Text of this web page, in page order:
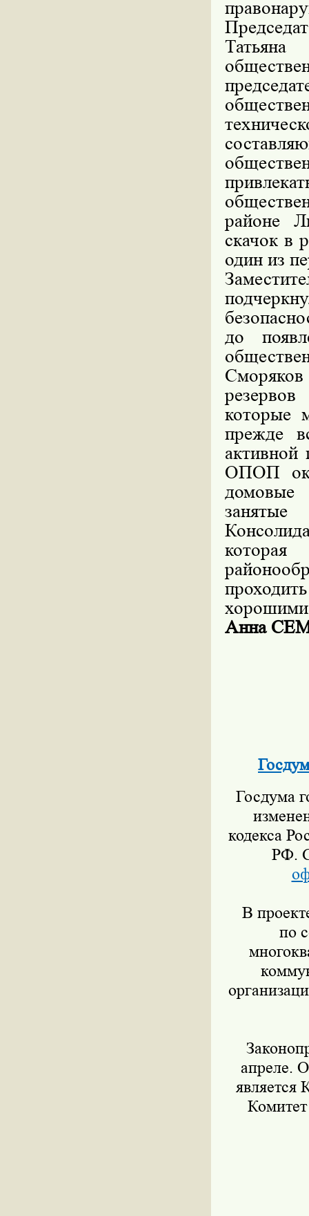
районе
скачок в
один из
до
которые
прежде
ОПОП
домовые
Анна
Госдума
кодекса
РФ.
В
по
апреле.
является